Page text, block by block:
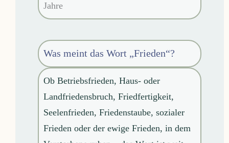
Jahre
Was meint das Wort „Frieden“?
Ob Betriebsfrieden, Haus- oder
Landfriedensbruch, Friedfertigkeit,
Seelenfrieden, Friedenstaube, sozialer
Frieden oder der ewige Frieden, in dem